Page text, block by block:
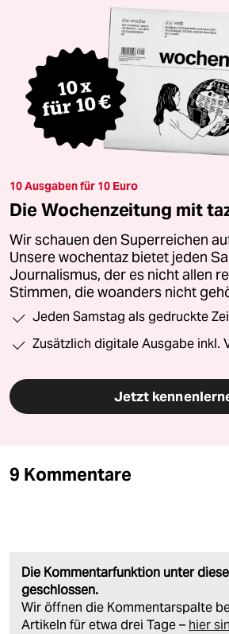
10 Ausgaben für 10 Euro
Die Wochenzeitung mit
Wir schauen den Superreichen
Unsere wochentaz bietet jeden
Journalismus, der es nicht allen
Stimmen, die woanders nicht
Jeden Samstag als gedruckte
Zusätzlich digitale Ausgabe inkl.
Jetzt
9 Kommentare
Die Kommentarfunktion unter
geschlossen.
Wir öffnen die Kommentarspalte
Artikeln für etwa drei Tage – hier